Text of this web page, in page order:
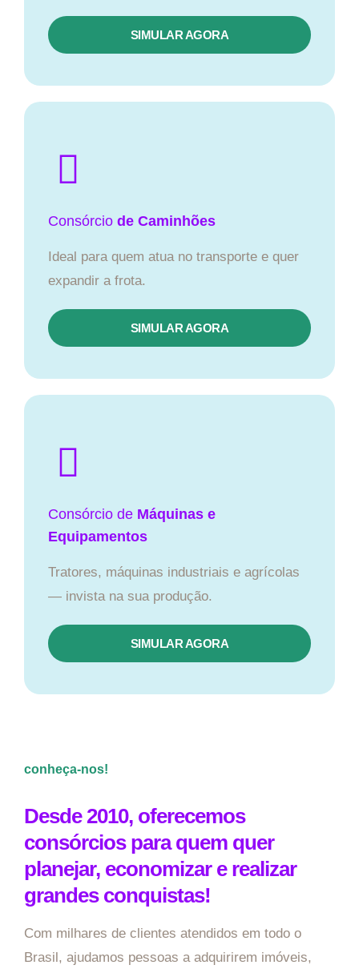
SIMULAR AGORA
Consórcio de Caminhões
Ideal para quem atua no transporte e quer
expandir a frota.
SIMULAR AGORA
Consórcio de Máquinas e
Equipamentos
Tratores, máquinas industriais e agrícolas
— invista na sua produção.
SIMULAR AGORA
conheça-nos!
Desde 2010, oferecemos
consórcios para quem quer
planejar, economizar e realizar
grandes conquistas!
Com milhares de clientes atendidos em todo o
Brasil, ajudamos pessoas a adquirirem imóveis,